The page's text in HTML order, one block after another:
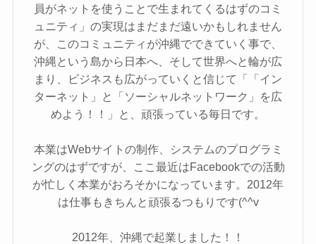
員がネットを使うことで生まれてくるはずのコミ
ュニティ」の実現はまだまだ遠いかもしれません
が、このコミュニティが沖縄でできていく事で、
沖縄という島から日本へ、そして世界へと輪が広
まり、ビジネスも広がっていくと信じて「「イン
ターネット」と「ソーシャルネットワーク」を広
めよう！！」と、頑張っている毎日です。
本業はWebサイトの制作、システムのプログラミ
ングのはずですが、ここ最近はFacebookでの活動
が忙しく本業がおろそかになっています。2012年
は仕事もきちんと頑張るつもりです(^^v
2012年、沖縄で起業しました！！